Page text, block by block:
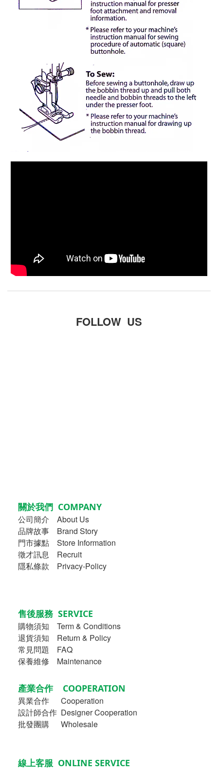
FOLLOW US
關於我們 COMPANY
公司簡介
About Us
品牌故事
Brand Story
門市據點 Store Information
徵才訊息 Recruit
隱私條款 Privacy-Policy
售後服務 SERVICE
購物須知
Term & Conditions
退貨須知 Return & Policy
常見問題 FAQ
保養維修 Maintenance
產業合作 COOPERATION
異業合作
Cooperation
設計師合作 Designer Cooperation
批發團購 Wholesale
線上客服 ONLINE SERVICE